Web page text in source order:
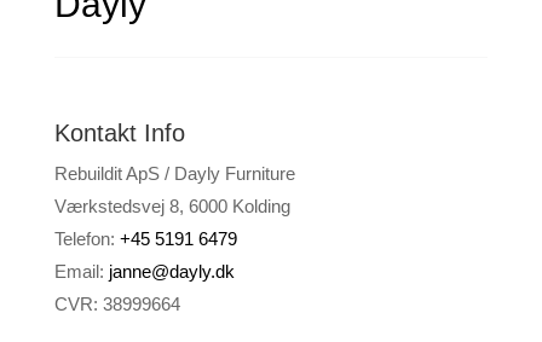
Kontakt Info
Rebuildit ApS / Dayly Furniture
Værkstedsvej 8, 6000 Kolding
Telefon: +45 5191 6479
Email: janne@dayly.dk
CVR: 38999664